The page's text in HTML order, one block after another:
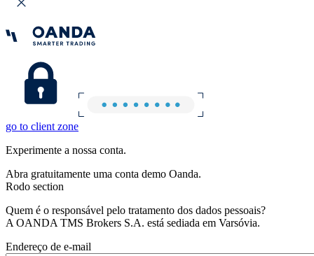
go to client zone
Experimente a nossa conta.
Abra gratuitamente uma conta demo Oanda.
Rodo section
Quem é o responsável pelo tratamento dos dados pessoais?
A OANDA TMS Brokers S.A. está sediada em Varsóvia.
Endereço de e-mail